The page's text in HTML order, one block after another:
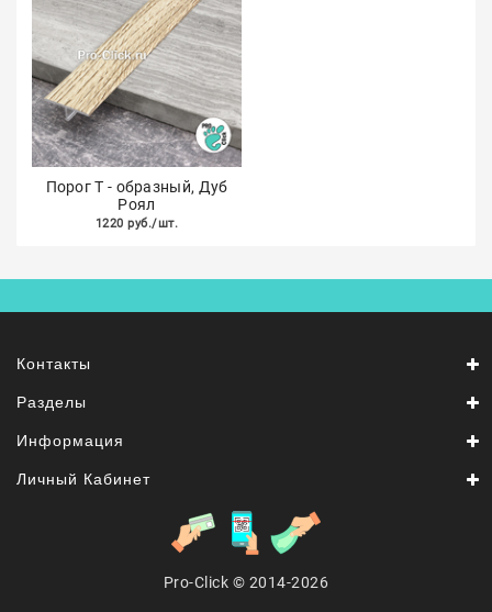
Порог Т - образный, Дуб
Роял
1220 руб./шт.
Контакты
Разделы
Информация
Личный Кабинет
Pro-Click © 2014-2026